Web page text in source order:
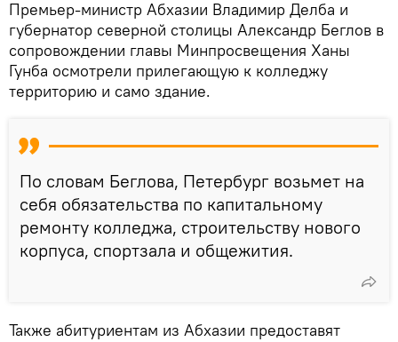
Премьер-министр Абхазии Владимир Делба и
губернатор северной столицы Александр Беглов в
сопровождении главы Минпросвещения Ханы
Гунба осмотрели прилегающую к колледжу
территорию и само здание.
По словам Беглова, Петербург возьмет на
себя обязательства по капитальному
ремонту колледжа, строительству нового
корпуса, спортзала и общежития.
Также абитуриентам из Абхазии предоставят